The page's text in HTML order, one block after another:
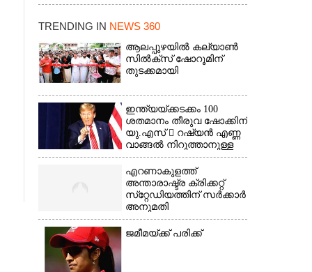
വേണുഗോപാൽ എം.പി. സഹകരണ-
എന്നിവർ
TRENDING IN NEWS 360
ആലപ്പുഴയിൽ കല്യാൺ
സിൽക്‌സ് ഷോറൂമിന്
തുടക്കമായി
ഇന്ത്യയ്ക്കടക്കം 100
ശതമാനം തീരുവ ഷോക്കിന്
യു.എസ്  റഷ്യൻ എണ്ണ
വാങ്ങൽ നിറുത്താനുള്ള
സമ്മർദ്ദം
എറണാകുളത്ത്
അന്താരാഷ്ട്ര ക്രിക്കറ്റ്
സ്‌റ്റേഡിയത്തിന് സർക്കാർ
അനുമതി
ജമീമയ്ക്ക് പരിക്ക്